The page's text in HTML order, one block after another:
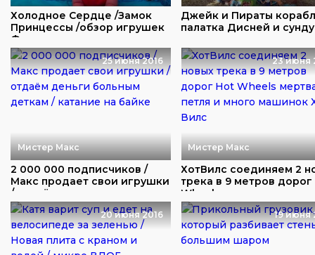
Холодное Сердце /Замок
Принцессы /обзор игрушек
Фроузен
Джейк и Пираты
палатка Дисней и
25 июня 2016
Мистер Макс
2 000 000 подписчиков /
Макс продает свои игрушки
/ отдаём д...
23 июня
Мистер Макс
ХотВилс соединяем 2
трека в 9 метров
Wheels ...
20 июня 2016 19 июня